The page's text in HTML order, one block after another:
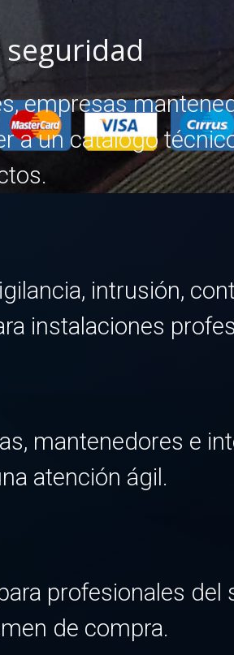
empresas
a un catálogo
intrusión,
instalaciones
mantenedores e
atención ágil.
profesionales del
de compra.